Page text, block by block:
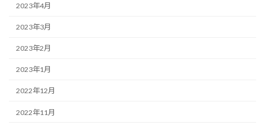
2023年4月
2023年3月
2023年2月
2023年1月
2022年12月
2022年11月